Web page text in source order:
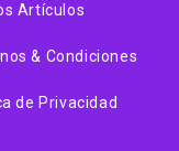
Artículos
& Condiciones
de Privacidad